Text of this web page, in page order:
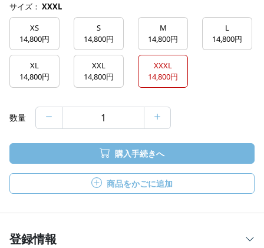
サイズ： XXXL
XS
14,800円
S
14,800円
M
14,800円
L
14,800円
XL
14,800円
XXL
14,800円
XXXL
14,800円
数量
購入手続きへ
商品をかごに追加
登録情報